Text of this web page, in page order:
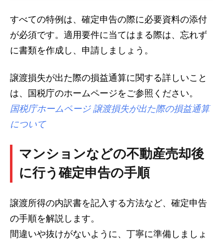
すべての特例は、確定申告の際に必要資料の添付
が必須です。適用要件に当てはまる際は、忘れず
に書類を作成し、申請しましょう。
譲渡損失が出た際の損益通算に関する詳しいこと
は、国税庁のホームページをご参照ください。
国税庁ホームページ 譲渡損失が出た際の損益通算
について
マンションなどの不動産売却後
に行う確定申告の手順
譲渡所得の内訳書を記入する方法など、確定申告
の手順を解説します。
間違いや抜けがないように、丁寧に準備しましょ